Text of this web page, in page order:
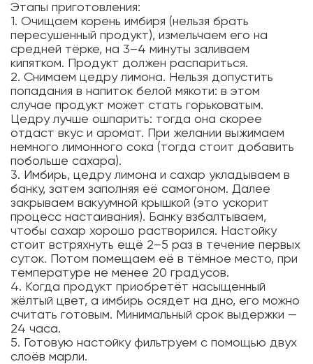
Этапы приготовления:
1. Очищаем корень имбиря (нельзя брать
пересушенный продукт), измельчаем его на
средней тёрке, на 3–4 минуты заливаем
кипятком. Продукт должен распариться.
2. Снимаем цедру лимона. Нельзя допустить
попадания в напиток белой мякоти: в этом
случае продукт может стать горьковатым.
Цедру лучше ошпарить: тогда она скорее
отдаст вкус и аромат. При желании выжимаем
немного лимонного сока (тогда стоит добавить
побольше сахара).
3. Имбирь, цедру лимона и сахар укладываем в
банку, затем заполняя её самогоном. Далее
закрываем вакуумной крышкой (это ускорит
процесс настаивания). Банку взбалтываем,
чтобы сахар хорошо растворился. Настойку
стоит встряхнуть ещё 2–5 раз в течение первых
суток. Потом помещаем её в тёмное место, при
температуре не менее 20 градусов.
4. Когда продукт приобретёт насыщенный
жёлтый цвет, а имбирь осядет на дно, его можно
считать готовым. Минимальный срок выдержки —
24 часа.
5. Готовую настойку фильтруем с помощью двух
слоёв марли.